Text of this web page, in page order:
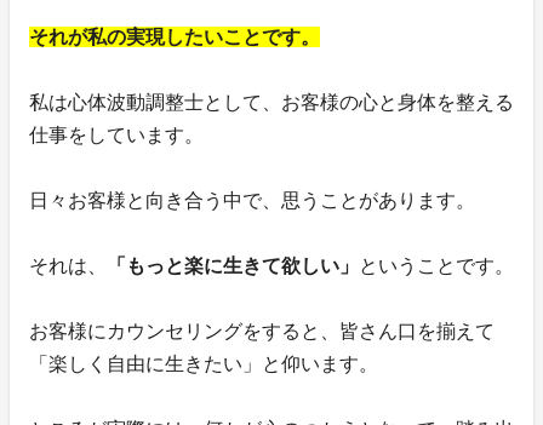
それが私の実現したいことです。
私は心体波動調整士として、お客様の心と身体を整える
仕事をしています。
日々お客様と向き合う中で、思うことがあります。
それは、 「もっと楽に生きて欲しい」 ということです。
お客様にカウンセリングをすると、皆さん口を揃えて
「楽しく自由に生きたい」と仰います。